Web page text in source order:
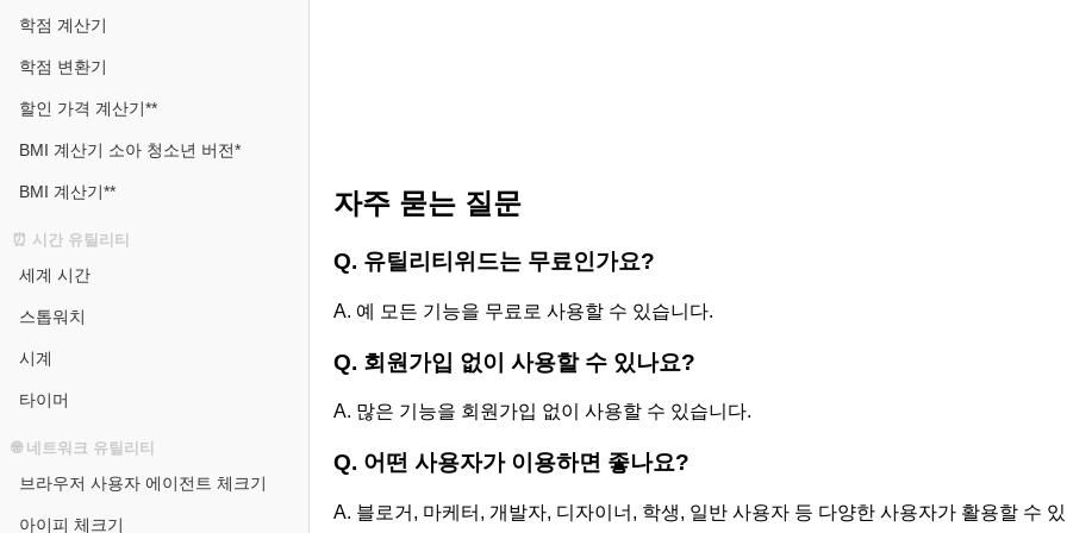
학점 계산기
학점 변환기
할인 가격 계산기**
BMI 계산기 소아 청소년 버전*
BMI 계산기**
⏰ 시간 유틸리티
세계 시간
스톱워치
시계
타이머
🌐 네트워크 유틸리티
브라우저 사용자 에이전트 체크기
아이피 체크기
자주 묻는 질문
Q. 유틸리티위드는 무료인가요?
A. 예 모든 기능을 무료로 사용할 수 있습니다.
Q. 회원가입 없이 사용할 수 있나요?
A. 많은 기능을 회원가입 없이 사용할 수 있습니다.
Q. 어떤 사용자가 이용하면 좋나요?
A. 블로거, 마케터, 개발자, 디자이너, 학생, 일반 사용자 등 다양한 사용자가 활용할 수